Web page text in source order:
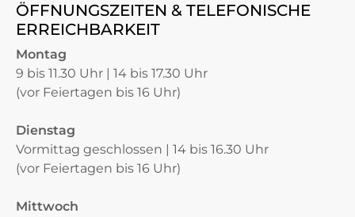
ÖFFNUNGSZEITEN & TELEFONISCHE
ERREICHBARKEIT
Montag
9 bis 11.30 Uhr | 14 bis 17.30 Uhr
(vor Feiertagen bis 16 Uhr)
Dienstag
Vormittag geschlossen | 14 bis 16.30 Uhr
(vor Feiertagen bis 16 Uhr)
Mittwoch